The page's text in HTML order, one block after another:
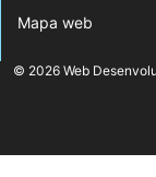
Mapa web
© 2026 Web